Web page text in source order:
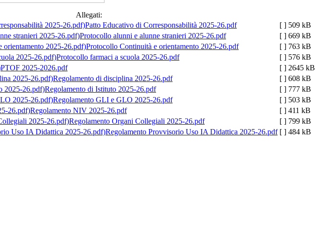
Allegati:
Patto Educativo di Corresponsabilità 2025-26.pdf
[ ] 509 kB
Protocollo alunni e alunne stranieri 2025-26.pdf
[ ] 669 kB
Protocollo Continuità e orientamento 2025-26.pdf
[ ] 763 kB
Protocollo farmaci a scuola 2025-26.pdf
[ ] 576 kB
PTOF 2025-2026.pdf
[ ] 2645 kB
Regolamento di disciplina 2025-26.pdf
[ ] 608 kB
Regolamento di Istituto 2025-26.pdf
[ ] 777 kB
Regolamento GLI e GLO 2025-26.pdf
[ ] 503 kB
Regolamento NIV 2025-26.pdf
[ ] 411 kB
Regolamento Organi Collegiali 2025-26.pdf
[ ] 799 kB
Regolamento Provvisorio Uso IA Didattica 2025-26.pdf [ ] 484 kB